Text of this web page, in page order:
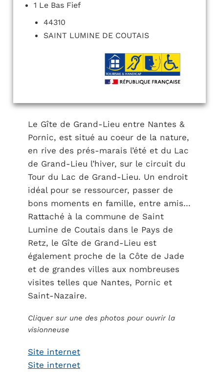
1 Le Bas Fief
44310
SAINT LUMINE DE COUTAIS
Le Gîte de Grand-Lieu entre Nantes &
Pornic, est situé au coeur de la nature,
en rive des prés-marais l’été et du Lac
de Grand-Lieu l’hiver, sur le circuit du
Tour du Lac de Grand-Lieu. Un endroit
idéal pour se ressourcer, passer de
bons moments en famille, entre amis…
Rattaché à la commune de Saint
Lumine de Coutais dans le Pays de
Retz, le Gîte de Grand-Lieu est
également proche de la Côte de Jade
et de grandes villes aux nombreuses
visites telles que Nantes, Pornic et
Saint-Nazaire.
Cliquer sur une des photos pour ouvrir la
visionneuse
Site internet
Site internet